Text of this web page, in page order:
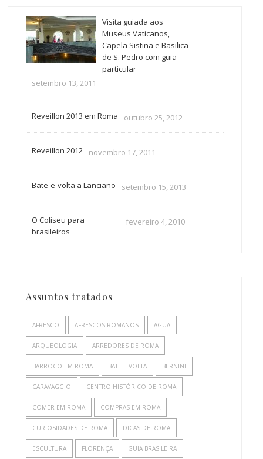
Visita guiada aos
Museus Vaticanos,
Capela Sistina e Basilica
de S. Pedro com guia
particular
setembro 13, 2011
Reveillon 2013 em Roma outubro 25, 2012
Reveillon 2012 novembro 17, 2011
Bate-e-volta a Lanciano setembro 15, 2013
O Coliseu para
brasileiros
fevereiro 4, 2010
Assuntos tratados
AFRESCO AFRESCOS ROMANOS AGUA
ARQUEOLOGIA ARREDORES DE ROMA
BARROCO EM ROMA BATE E VOLTA BERNINI
CARAVAGGIO CENTRO HISTÓRICO DE ROMA
COMER EM ROMA COMPRAS EM ROMA
CURIOSIDADES DE ROMA DICAS DE ROMA
ESCULTURA FLORENÇA GUIA BRASILEIRA